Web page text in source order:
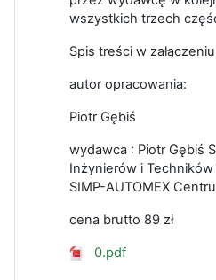
wszystkich trzech
Spis treści w
autor opracowania:
Piotr Gębiś
wydawca : Piotr Gębiś
Inżynierów i
SIMP-AUTOMEX
cena brutto 89 zł
0.pdf